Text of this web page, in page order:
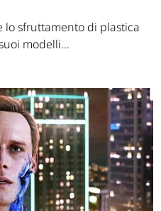
lo sfruttamento di plastica
modelli...